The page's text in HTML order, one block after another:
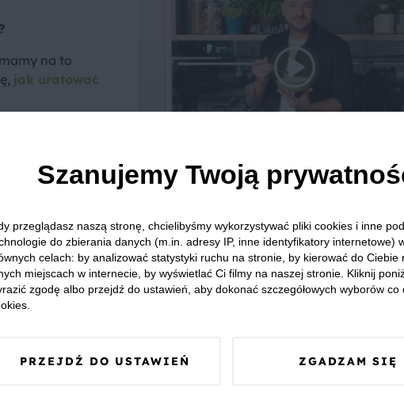
na to
jak uratować
podziel się opinią i zainspiruj innych!
pomidorowa
Szanujemy Twoją
przeglądasz naszą stronę, chcielibyśmy wykorzystywać pliki cookies i inne
do zbierania danych (m.in. adresy IP, inne identyfikatory internetowe)
celach: by analizować statystyki ruchu na stronie, by kierować do Ciebie
miejscach w internecie, by wyświetlać Ci filmy na naszej stronie. Kliknij
zgodę albo przejdź do ustawień, aby dokonać szczegółowych wyborów co
PRZEJDŹ DO USTAWIEŃ ZGADZAM SIĘ